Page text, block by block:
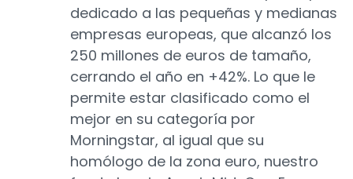
dedicado a las pequeñas y medianas
empresas europeas, que alcanzó los
250 millones de euros de tamaño,
cerrando el año en +42%. Lo que le
permite estar clasificado como el
mejor en su categoría por
Morningstar, al igual que su
homólogo de la zona euro, nuestro